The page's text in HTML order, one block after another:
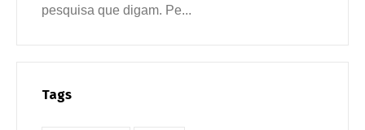
pesquisa que digam. Pe...
Tags